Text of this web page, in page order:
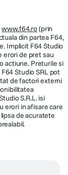
www.f64.ro(prin
din partea F64,
Implicit F64 Studio
erori de pret sau
actiune. Preturile si
Studio SRL pot
de factori externi
S.R.L. isi
erori in afisare care
de acuratete